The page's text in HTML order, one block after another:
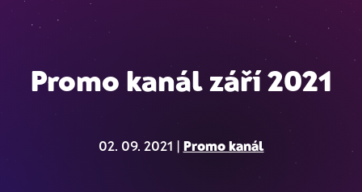
Promo kanál září 2021
02. 09. 2021 | Promo kanál